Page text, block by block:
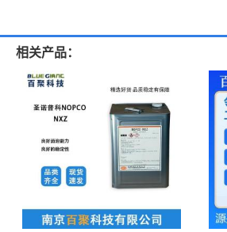
相关产品：